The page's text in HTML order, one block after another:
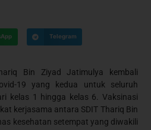
Telegram
Bin Ziyad Jatimulya kembali
19 yang kedua untuk seluruh
kelas 1 hingga kelas 6. Vaksinasi
kerjasama antara SDIT Thariq Bin
kesehatan setempat yang diwakili